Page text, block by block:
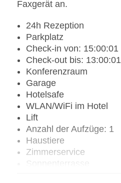
Faxgerät an.
24h Rezeption
Parkplatz
Check-in von: 15:00:01
Check-out bis: 13:00:01
Konferenzraum
Garage
Hotelsafe
WLAN/WiFi im Hotel
Lift
Anzahl der Aufzüge: 1
Haustiere
Zimmerservice